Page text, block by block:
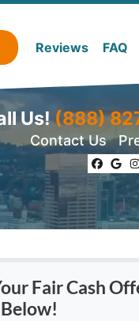
Reviews FAQ
Us!(888)
Contact Us
Fair Cash